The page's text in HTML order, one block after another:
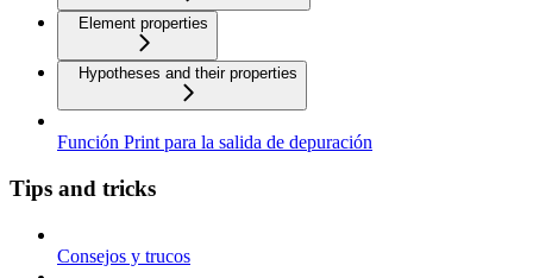
Element properties
Hypotheses and their properties
Función Print para la salida de depuración
Tips and tricks
Consejos y trucos